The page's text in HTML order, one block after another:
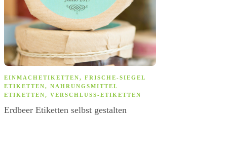
EINMACHETIKETTEN, FRISCHE-SIEGEL
ETIKETTEN, NAHRUNGSMITTEL
ETIKETTEN, VERSCHLUSS-ETIKETTEN
Erdbeer Etiketten selbst gestalten